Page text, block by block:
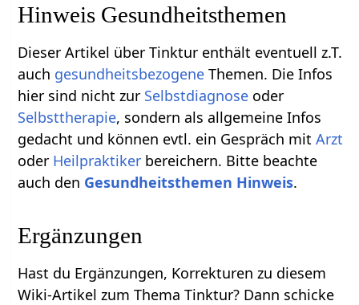
Hinweis Gesundheitsthemen
Dieser Artikel über Tinktur enthält eventuell z.T.
auch gesundheitsbezogene Themen. Die Infos
hier sind nicht zur Selbstdiagnose oder
Selbsttherapie, sondern als allgemeine Infos
gedacht und können evtl. ein Gespräch mitArzt
oder Heilpraktiker bereichern. Bitte beachte
auch den Gesundheitsthemen Hinweis.
Ergänzungen
Hast du Ergänzungen, Korrekturen zu diesem
Wiki-Artikel zum Thema Tinktur? Dann schicke